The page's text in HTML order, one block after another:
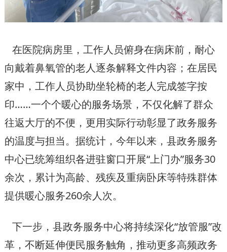
在医院病房里，工作人员俯身在病床前，耐心
向戴着鼻氧管的老人逐条解释文件内容；在居民
家中，工作人员协助坐轮椅的老人完成签字按
印……一个个暖心的服务场景，不仅化解了群众
往返大厅的不便，更用实际行动彰显了政务服务
的温度与担当。据统计，今年以来，县政务服务
中心已统筹组织各进驻窗口开展“上门办”服务30
余次，累计为高龄、残疾及重病卧床等特殊群体
提供暖心服务260余人次。
下一步，县政务服务中心将持续深化“放管服”改
革，不断延伸便民服务触角，推动更多高频政务